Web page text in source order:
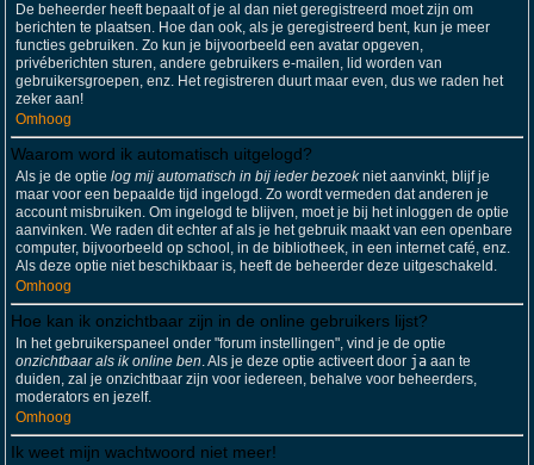
De beheerder heeft bepaalt of je al dan niet geregistreerd moet zijn om
berichten te plaatsen. Hoe dan ook, als je geregistreerd bent, kun je meer
functies gebruiken. Zo kun je bijvoorbeeld een avatar opgeven,
privéberichten sturen, andere gebruikers e-mailen, lid worden van
gebruikersgroepen, enz. Het registreren duurt maar even, dus we raden het
zeker aan!
Omhoog
Waarom word ik automatisch uitgelogd?
Als je de optie log mij automatisch in bij ieder bezoekniet aanvinkt, blijf je
maar voor een bepaalde tijd ingelogd. Zo wordt vermeden dat anderen je
account misbruiken. Om ingelogd te blijven, moet je bij het inloggen de optie
aanvinken. We raden dit echter af als je het gebruik maakt van een openbare
computer, bijvoorbeeld op school, in de bibliotheek, in een internet café, enz.
Als deze optie niet beschikbaar is, heeft de beheerder deze uitgeschakeld.
Omhoog
Hoe kan ik onzichtbaar zijn in de online gebruikers lijst?
In het gebruikerspaneel onder "forum instellingen", vind je de optie
onzichtbaar als ik online ben. Als je deze optie activeert door ja aan te
duiden, zal je onzichtbaar zijn voor iedereen, behalve voor beheerders,
moderators en jezelf.
Omhoog
Ik weet mijn wachtwoord niet meer!